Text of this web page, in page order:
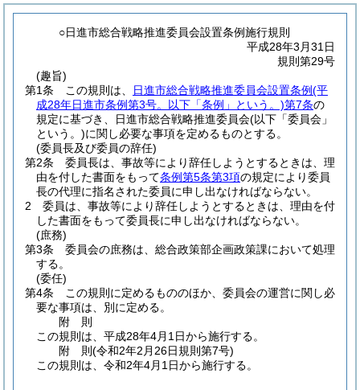
○日進市総合戦略推進委員会設置条例施行規則
平成28年3月31日
規則第29号
(趣旨)
第1条
この規則は、 日進市総合戦略推進委員会設置条例(平
成28年日進市条例第3号。以下「条例」という。)第7条の
規定に基づき、日進市総合戦略推進委員会(以下「委員会」
という。)に関し必要な事項を定めるものとする。
(委員長及び委員の辞任)
第2条
委員長は、事故等により辞任しようとするときは、理
由を付した書面をもって条例第5条第3項の規定により委員
長の代理に指名された委員に申し出なければならない。
2
委員は、事故等により辞任しようとするときは、理由を付
した書面をもって委員長に申し出なければならない。
(庶務)
第3条
委員会の庶務は、総合政策部企画政策課において処理
する。
(委任)
第4条
この規則に定めるもののほか、委員会の運営に関し必
要な事項は、別に定める。
附 則
この規則は、平成28年4月1日から施行する。
附 則(令和2年2月26日規則第7号)
この規則は、令和2年4月1日から施行する。